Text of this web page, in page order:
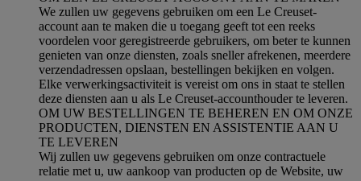
We zullen uw gegevens gebruiken om een Le Creuset-
account aan te maken die u toegang geeft tot een reeks
voordelen voor geregistreerde gebruikers, om beter te kunnen
genieten van onze diensten, zoals sneller afrekenen, meerdere
verzendadressen opslaan, bestellingen bekijken en volgen.
Elke verwerkingsactiviteit is vereist om ons in staat te stellen
deze diensten aan u als Le Creuset-accounthouder te leveren.
OM UW BESTELLINGEN TE BEHEREN EN OM ONZE
PRODUCTEN, DIENSTEN EN ASSISTENTIE AAN U
TE LEVEREN
Wij zullen uw gegevens gebruiken om onze contractuele
relatie met u, uw aankoop van producten op de Website, uw